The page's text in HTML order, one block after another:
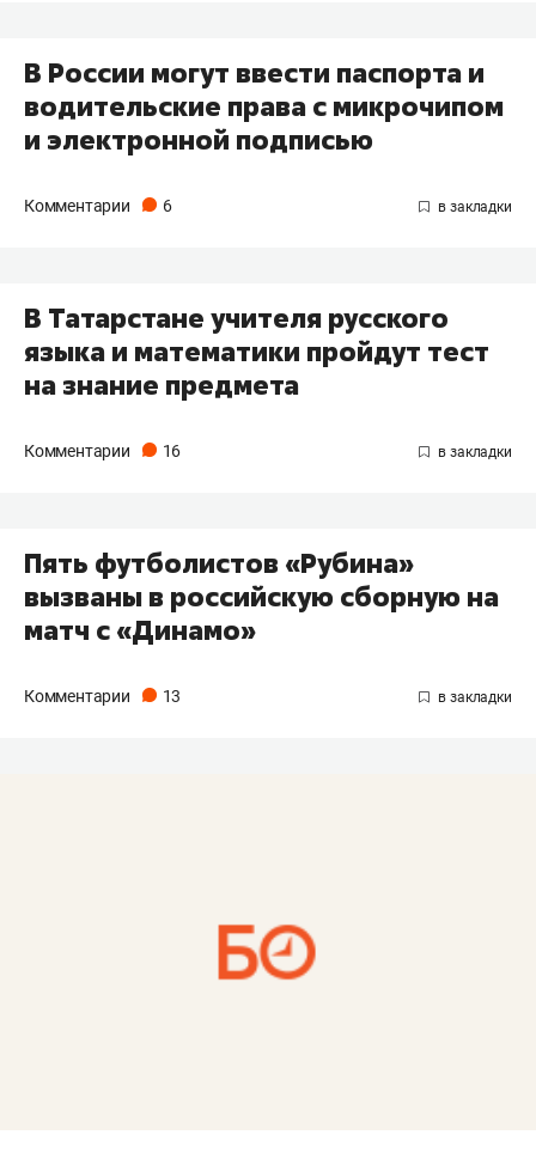
В России могут ввести паспорта и
водительские права с микрочипом
и электронной подписью
Комментарии 6
В Татарстане учителя русского
языка и математики пройдут тест
на знание предмета
Комментарии 16
Пять футболистов «Рубина»
вызваны в российскую сборную на
матч с «Динамо»
Комментарии 13